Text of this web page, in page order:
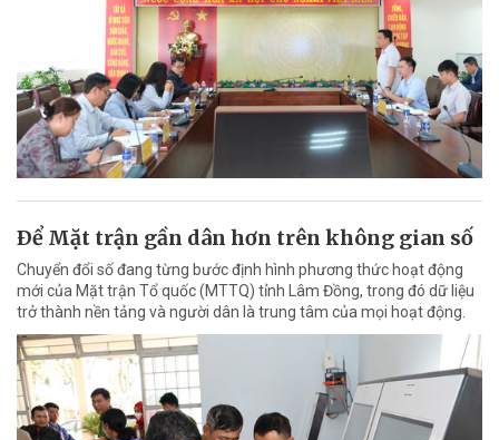
Ðể Mặt trận gần dân hơn trên không gian số
Chuyển đổi số đang từng bước định hình phương thức hoạt động
mới của Mặt trận Tổ quốc (MTTQ) tỉnh Lâm Đồng, trong đó dữ liệu
trở thành nền tảng và người dân là trung tâm của mọi hoạt động.